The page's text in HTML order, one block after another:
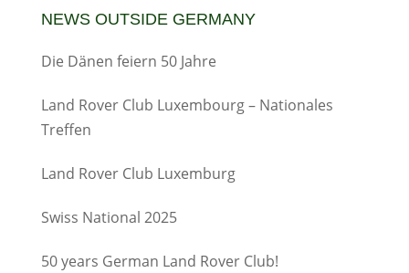
NEWS OUTSIDE GERMANY
Die Dänen feiern 50 Jahre
Land Rover Club Luxembourg – Nationales
Treffen
Land Rover Club Luxemburg
Swiss National 2025
50 years German Land Rover Club!